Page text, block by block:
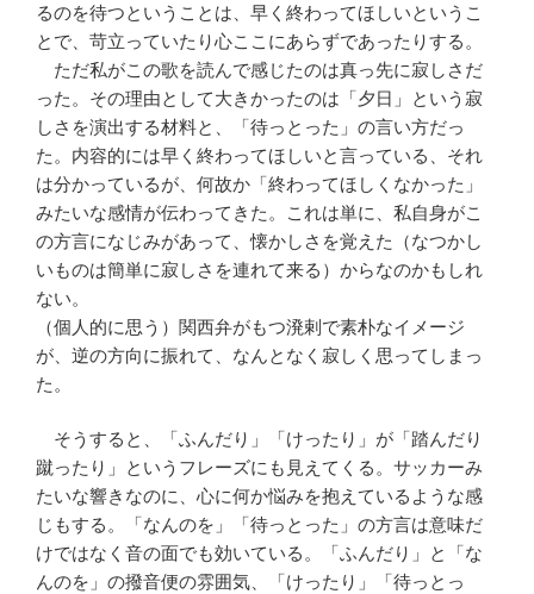
るのを待つということは、早く終わってほしいというこ
とで、苛立っていたり心ここにあらずであったりする。
ただ私がこの歌を読んで感じたのは真っ先に寂しさだ
った。その理由として大きかったのは「夕日」という寂
しさを演出する材料と、「待っとった」の言い方だっ
た。内容的には早く終わってほしいと言っている、それ
は分かっているが、何故か「終わってほしくなかった」
みたいな感情が伝わってきた。これは単に、私自身がこ
の方言になじみがあって、懐かしさを覚えた（なつかし
いものは簡単に寂しさを連れて来る）からなのかもしれ
ない。
（個人的に思う）関西弁がもつ溌剌で素朴なイメージ
が、逆の方向に振れて、なんとなく寂しく思ってしまっ
た。
そうすると、「ふんだり」「けったり」が「踏んだり
蹴ったり」というフレーズにも見えてくる。サッカーみ
たいな響きなのに、心に何か悩みを抱えているような感
じもする。「なんのを」「待っとった」の方言は意味だ
けではなく音の面でも効いている。「ふんだり」と「な
んのを」の撥音便の雰囲気、「けったり」「待っとっ